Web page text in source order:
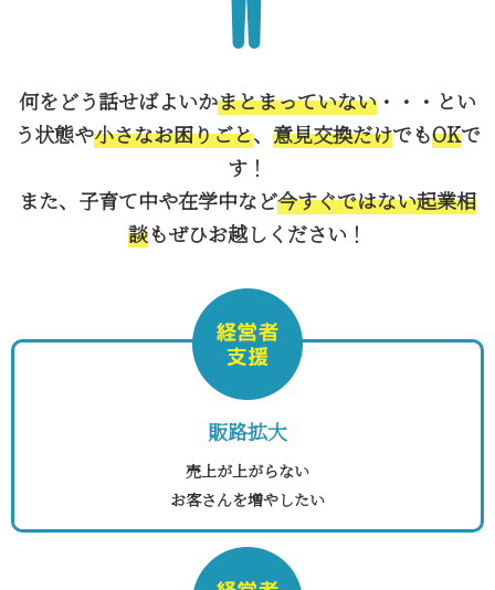
何をどう話せばよいかまとまっていない ・・・とい
う状態や小さなお困りごと、 意見交換だけでもOKで
す！
また、子育て中や在学中など今すぐではない起業相
談もぜひお越しください！
販路拡大
売上が上がらない
お客さんを増やしたい